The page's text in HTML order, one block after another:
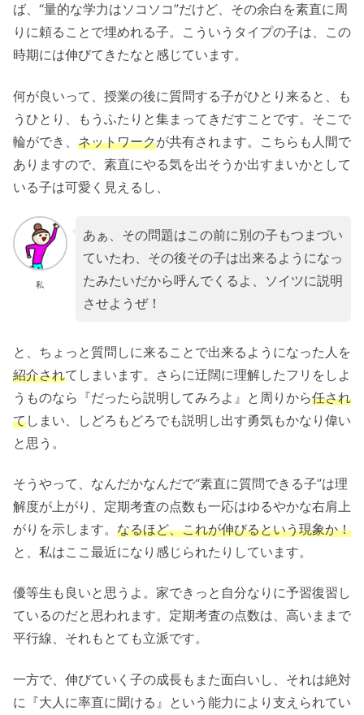
ば、“量的な学力はソコソコ”だけど、その余白を素直に周
りに頼ることで埋めれる子。こういうタイプの子は、この
時期には伸びてきたなと感じています。
何が良いって、授業の後に質問する子がひとり来ると、も
うひとり、もうふたりと集まってきだすことです。そこで
輪ができ、 ネットワークが共有されます。こちらも人間で
ありますので、素直にやる気を出そうか出すまいかとして
いる子は可愛く見えるし、
私
あぁ、その問題はこの前に別の子もつまづい
ていたわ、その後その子は出来るようになっ
たみたいだから呼んでくるよ、ソイツに説明
させようぜ！
と、ちょっと質問しに来ることで出来るようになった人を
紹介されてしまいます。さらに迂闊に理解したフリをしよ
うものなら『だったら説明してみろよ』と周りから任され
てしまい、しどろもどろでも説明し出す勇気もかなり偉い
と思う。
そうやって、なんだかなんだで“素直に質問できる子”は理
解度が上がり、定期考査の点数も一応はゆるやかな右肩上
がりを示します。 なるほど、これが伸びるという現象か！
と、私はここ最近になり感じられたりしています。
優等生も良いと思うよ。家できっと自分なりに予習復習し
ているのだと思われます。定期考査の点数は、高いままで
平行線、それもとても立派です。
一方で、伸びていく子の成長もまた面白いし、それは絶対
に『大人に率直に聞ける』という能力により支えられてい